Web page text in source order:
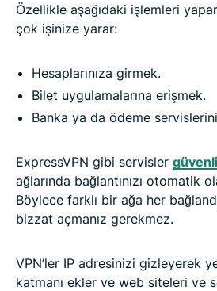
Özellikle aşağıdaki işlemleri
çok işinize yarar:
Hesaplarınıza girmek.
Bilet uygulamalarına erişmek.
Banka ya da ödeme
ExpressVPN gibi servisler
ağlarında bağlantınızı otomatik
Böylece farklı bir ağa her
bizzat açmanız gerekmez.
VPN’ler IP adresinizi gizleyerek
katmanı ekler ve web siteleri ve